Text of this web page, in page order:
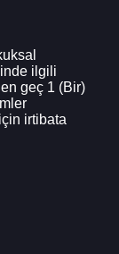
ilgili
geç 1 (Bir)
irtibata